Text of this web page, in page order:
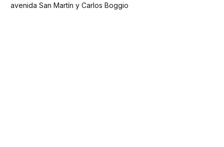
avenida San Martín y Carlos Boggio